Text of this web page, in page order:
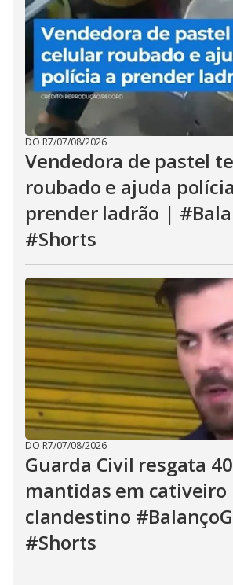
DO R7/07/08/2026
Vendedora de pastel
roubado e ajuda
prender ladrão |
#Shorts
DO R7/07/08/2026
Guarda Civil resgata
mantidas em cativeiro
clandestino
#Shorts